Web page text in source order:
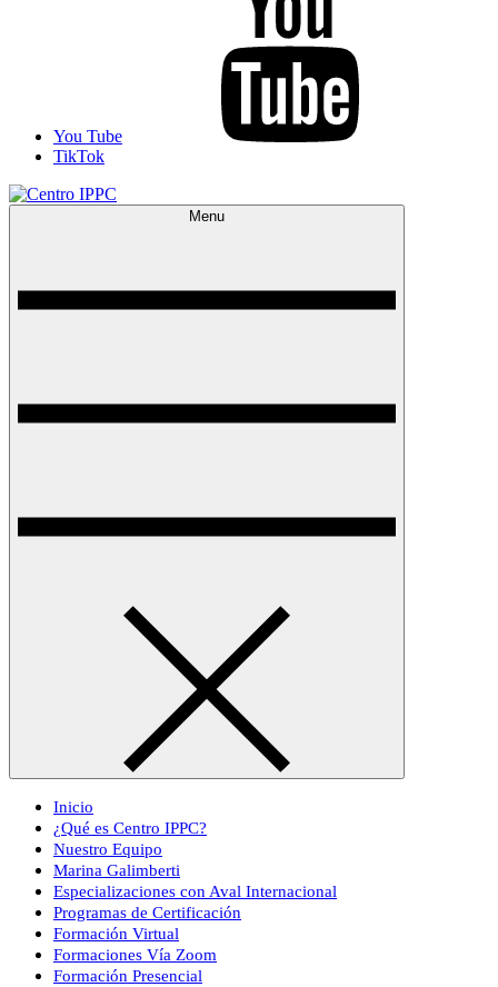
You Tube
TikTok
Menu
Inicio
¿Qué es Centro IPPC?
Nuestro Equipo
Marina Galimberti
Especializaciones con Aval Internacional
Programas de Certificación
Formación Virtual
Formaciones Vía Zoom
Formación Presencial